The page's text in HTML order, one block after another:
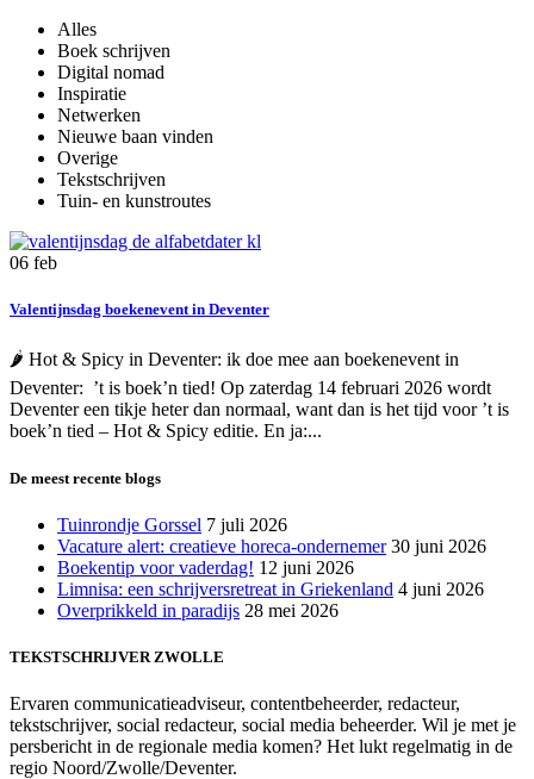
Alles
Boek schrijven
Digital nomad
Inspiratie
Netwerken
Nieuwe baan vinden
Overige
Tekstschrijven
Tuin- en kunstroutes
06 feb
Valentijnsdag boekenevent in Deventer
🌶️ Hot & Spicy in Deventer: ik doe mee aan boekenevent in
Deventer: ’t is boek’n tied! Op zaterdag 14 februari 2026 wordt
Deventer een tikje heter dan normaal, want dan is het tijd voor ’t is
boek’n tied – Hot & Spicy editie. En ja:...
De meest recente blogs
Tuinrondje Gorssel 7 juli 2026
Vacature alert: creatieve horeca-ondernemer 30 juni 2026
Boekentip voor vaderdag! 12 juni 2026
Limnisa: een schrijversretreat in Griekenland 4 juni 2026
Overprikkeld in paradijs 28 mei 2026
TEKSTSCHRIJVER ZWOLLE
Ervaren communicatieadviseur, contentbeheerder, redacteur,
tekstschrijver, social redacteur, social media beheerder. Wil je met je
persbericht in de regionale media komen? Het lukt regelmatig in de
regio Noord/Zwolle/Deventer.